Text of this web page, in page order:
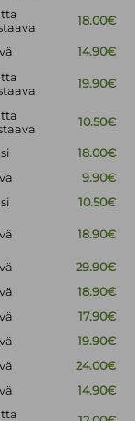
18.00€
14.90€
19.90€
10.50€
18.00€
9.90€
10.50€
18.90€
29.90€
18.90€
17.90€
19.90€
24.00€
14.90€